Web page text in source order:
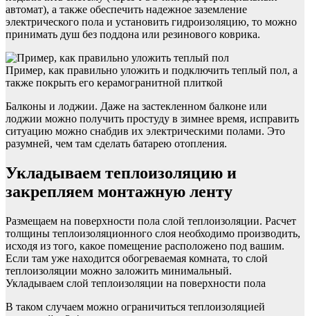
автомат), а также обеспечить надежное заземление
электрического пола и установить гидроизоляцию, то можно
принимать душ без поддона или резинового коврика.
Пример, как правильно уложить и подключить теплый пол, а
также покрыть его керамогранитной плиткой
Балконы и лоджии. Даже на застекленном балконе или
лоджии можно получить простуду в зимнее время, исправить
ситуацию можно снабдив их электрическими полами. Это
разумней, чем там сделать батарею отопления.
Укладываем теплоизоляцию и
закрепляем монтажную ленту
Размещаем на поверхности пола слой теплоизоляции. Расчет
толщины теплоизоляционного слоя необходимо производить,
исходя из того, какое помещение расположено под вашим.
Если там уже находится обогреваемая комната, то слой
теплоизоляции можно заложить минимальный.
Укладываем слой теплоизоляции на поверхности пола
В таком случаем можно ограничиться теплоизоляцией